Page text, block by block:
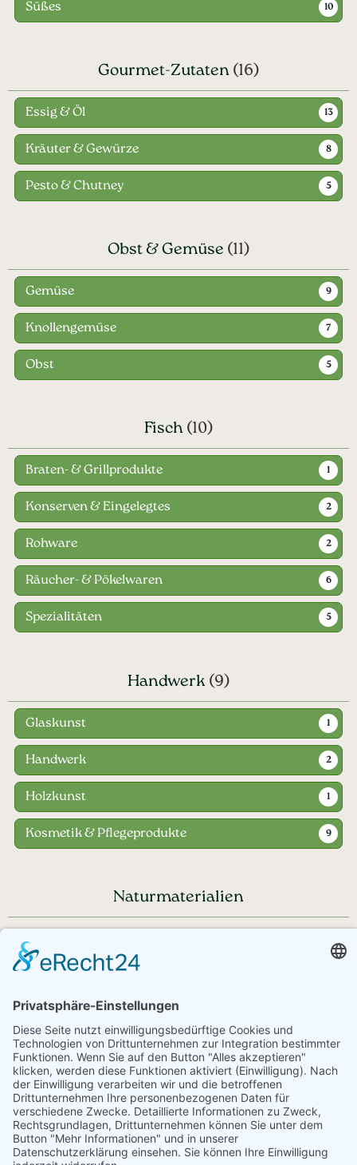
Süßes 10
Gourmet-Zutaten (16)
Essig & Öl 13
Kräuter & Gewürze 8
Pesto & Chutney 5
Obst & Gemüse (11)
Gemüse 9
Knollengemüse 7
Obst 5
Fisch (10)
Braten- & Grillprodukte 1
Konserven & Eingelegtes 2
Rohware 2
Räucher- & Pökelwaren 6
Spezialitäten 5
Handwerk (9)
Glaskunst 1
Handwerk 2
Holzkunst 1
Kosmetik & Pflegeprodukte 9
Naturmaterialien
Haben Sie noch Fragen?
+43 720 353535 - Rückrufservice
service@regionale-produkte.online
© Regionale Produkte | powered by
Creativomedia GmbH
Downloads